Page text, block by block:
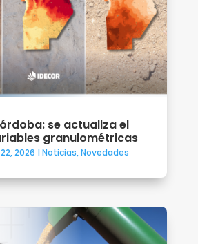
se actualiza el
granulométricas
2026 | Noticias,Novedades